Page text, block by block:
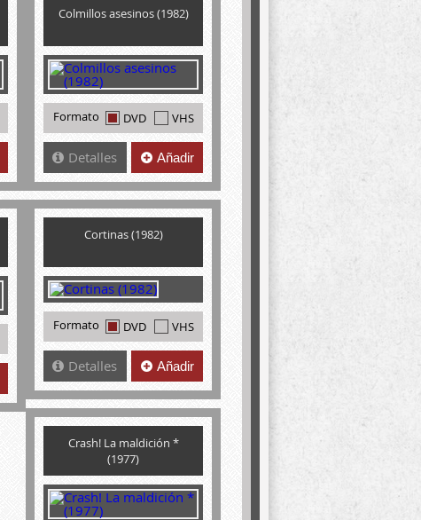
Colmillos asesinos (1982)
Formato DVD VHS
Detalles Añadir
Cortinas (1982)
Formato DVD VHS
Detalles Añadir
Crash! La maldición *
(1977)